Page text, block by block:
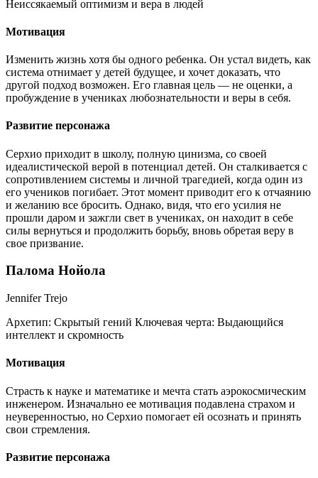
Неиссякаемый оптимизм и вера в людей
Мотивация
Изменить жизнь хотя бы одного ребенка. Он устал видеть, как
система отнимает у детей будущее, и хочет доказать, что
другой подход возможен. Его главная цель — не оценки, а
пробуждение в учениках любознательности и веры в себя.
Развитие персонажа
Серхио приходит в школу, полную цинизма, со своей
идеалистической верой в потенциал детей. Он сталкивается с
сопротивлением системы и личной трагедией, когда один из
его учеников погибает. Этот момент приводит его к отчаянию
и желанию все бросить. Однако, видя, что его усилия не
прошли даром и зажгли свет в учениках, он находит в себе
силы вернуться и продолжить борьбу, вновь обретая веру в
свое призвание.
Палома Нойола
Jennifer Trejo
Архетип: Скрытый гений Ключевая черта: Выдающийся
интеллект и скромность
Мотивация
Страсть к науке и математике и мечта стать аэрокосмическим
инженером. Изначально ее мотивация подавлена страхом и
неуверенностью, но Серхио помогает ей осознать и принять
свои стремления.
Развитие персонажа